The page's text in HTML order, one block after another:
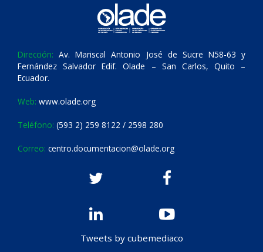
Dirección: Av. Mariscal Antonio José de Sucre N58-63 y
Fernández Salvador Edif. Olade – San Carlos, Quito –
Ecuador.
Web: www.olade.org
Teléfono: (593 2) 259 8122 / 2598 280
Correo: centro.documentacion@olade.org
Tweets by cubemediaco